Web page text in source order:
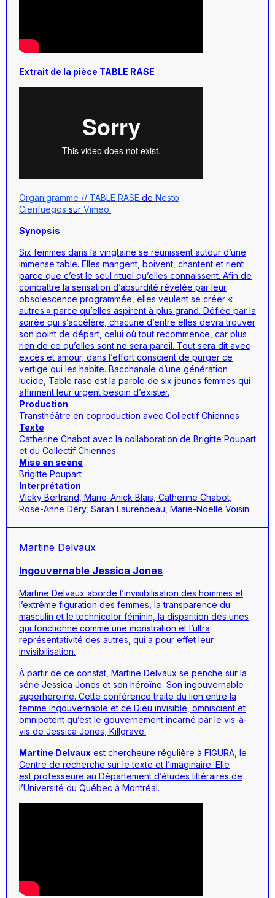
Extrait de la pièce TABLE RASE
Organigramme // TABLE RASE de Nesto
Cienfuegos sur Vimeo.
Synopsis
Six femmes dans la vingtaine se réunissent autour d’une
immense table. Elles mangent, boivent, chantent et rient
parce que c’est le seul rituel qu’elles connaissent. Afin de
combattre la sensation d’absurdité révélée par leur
obsolescence programmée, elles veulent se créer «
autres » parce qu’elles aspirent à plus grand. Défiée par la
soirée qui s’accélère, chacune d’entre elles devra trouver
son point de départ, celui où tout recommence, car plus
rien de ce qu’elles sont ne sera pareil. Tout sera dit avec
excès et amour, dans l’effort conscient de purger ce
vertige qui les habite. Bacchanale d’une génération
lucide, Table rase est la parole de six jeunes femmes qui
affirment leur urgent besoin d’exister.
Production
Transthéâtre en coproduction avec Collectif Chiennes
Texte
Catherine Chabot avec la collaboration de Brigitte Poupart
et du Collectif Chiennes
Mise en scène
Brigitte Poupart
Interprétation
Vicky Bertrand, Marie-Anick Blais, Catherine Chabot,
Rose-Anne Déry, Sarah Laurendeau, Marie-Noëlle Voisin
Martine Delvaux
Ingouvernable Jessica Jones
Martine Delvaux aborde l’invisibilisation des hommes et
l’extrême figuration des femmes, la transparence du
masculin et le technicolor féminin, la disparition des unes
qui fonctionne comme une monstration et l’ultra
représentativité des autres, qui a pour effet leur
invisibilisation.
À partir de ce constat, Martine Delvaux se penche sur la
série Jessica Jones et son héroïne. Son ingouvernable
superhéroïne. Cette conférence traite du lien entre la
femme ingouvernable et ce Dieu invisible, omniscient et
omnipotent qu’est le gouvernement incarné par le vis-à-
vis de Jessica Jones, Killgrave.
Martine Delvaux est chercheure régulière à FIGURA, le
Centre de recherche sur le texte et l’imaginaire. Elle
est professeure au Département d’études littéraires de
l’Université du Québec à Montréal.